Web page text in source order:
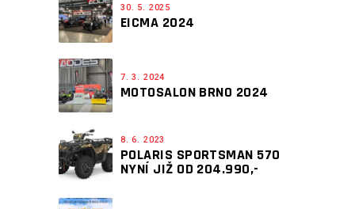
30. 5. 2025
EICMA 2024
7. 3. 2024
MOTOSALON BRNO 2024
8. 6. 2023
POLARIS SPORTSMAN 570
NYNÍ JIŽ OD 204.990,-